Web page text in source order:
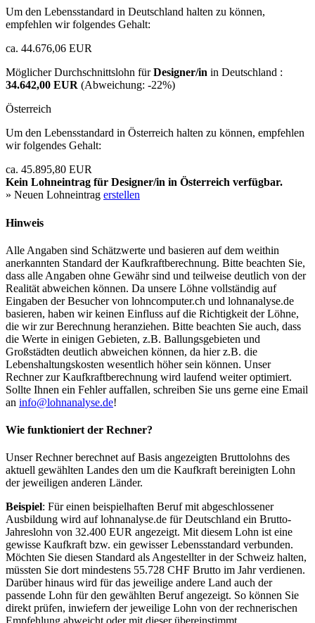
Um den Lebensstandard in Deutschland halten zu können,
empfehlen wir folgendes Gehalt:
ca. 44.676,06 EUR
Möglicher Durchschnittslohn fürDesigner/in in Deutschland :
34.642,00 EUR (Abweichung: -22%)
Österreich
Um den Lebensstandard in Österreich halten zu können, empfehlen
wir folgendes Gehalt:
ca. 45.895,80 EUR
Kein Lohneintrag für Designer/in in Österreich verfügbar.
» Neuen Lohneintrag erstellen
Hinweis
Alle Angaben sind Schätzwerte und basieren auf dem weithin
anerkannten Standard der Kaufkraftberechnung. Bitte beachten Sie,
dass alle Angaben ohne Gewähr sind und teilweise deutlich von der
Realität abweichen können. Da unsere Löhne vollständig auf
Eingaben der Besucher von lohncomputer.ch und lohnanalyse.de
basieren, haben wir keinen Einfluss auf die Richtigkeit der Löhne,
die wir zur Berechnung heranziehen. Bitte beachten Sie auch, dass
die Werte in einigen Gebieten, z.B. Ballungsgebieten und
Großstädten deutlich abweichen können, da hier z.B. die
Lebenshaltungskosten wesentlich höher sein können. Unser
Rechner zur Kaufkraftberechnung wird laufend weiter optimiert.
Sollte Ihnen ein Fehler auffallen, schreiben Sie uns gerne eine Email
an info@lohnanalyse.de!
Wie funktioniert der Rechner?
Unser Rechner berechnet auf Basis angezeigten Bruttolohns des
aktuell gewählten Landes den um die Kaufkraft bereinigten Lohn
der jeweiligen anderen Länder.
Beispiel: Für einen beispielhaften Beruf mit abgeschlossener
Ausbildung wird auf lohnanalyse.de für Deutschland ein Brutto-
Jahreslohn von 32.400 EUR angezeigt. Mit diesem Lohn ist eine
gewisse Kaufkraft bzw. ein gewisser Lebensstandard verbunden.
Möchten Sie diesen Standard als Angestellter in der Schweiz halten,
müssten Sie dort mindestens 55.728 CHF Brutto im Jahr verdienen.
Darüber hinaus wird für das jeweilige andere Land auch der
passende Lohn für den gewählten Beruf angezeigt. So können Sie
direkt prüfen, inwiefern der jeweilige Lohn von der rechnerischen